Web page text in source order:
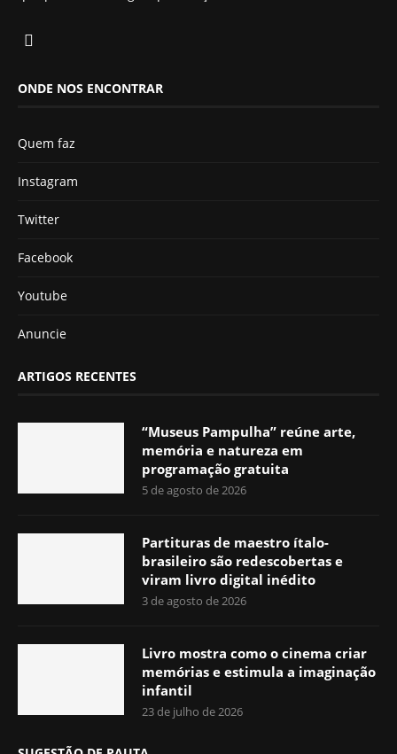
ONDE NOS ENCONTRAR
Quem faz
Instagram
Twitter
Facebook
Youtube
Anuncie
ARTIGOS RECENTES
“Museus Pampulha” reúne arte,
memória e natureza em
programação gratuita
5 de agosto de 2026
Partituras de maestro ítalo-
brasileiro são redescobertas e
viram livro digital inédito
3 de agosto de 2026
Livro mostra como o cinema criar
memórias e estimula a imaginação
infantil
23 de julho de 2026